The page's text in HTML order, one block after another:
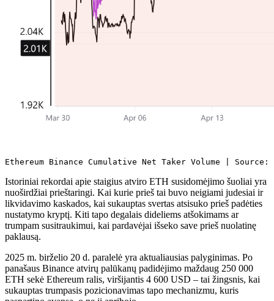
Ethereum Binance Cumulative Net Taker Volume | Source:
Istoriniai rekordai apie staigius atviro ETH susidomėjimo šuoliai yra
nuoširdžiai prieštaringi. Kai kurie prieš tai buvo neigiami judesiai ir
likvidavimo kaskados, kai sukauptas svertas atsisuko prieš padėties
nustatymo kryptį. Kiti tapo degalais dideliems atšokimams ar
trumpam susitraukimui, kai pardavėjai išseko save prieš nuolatinę
paklausą.
2025 m. birželio 20 d. paralelė yra aktualiausias palyginimas. Po
panašaus Binance atvirų palūkanų padidėjimo maždaug 250 000
ETH sekė Ethereum ralis, viršijantis 4 600 USD – tai žingsnis, kai
sukauptas trumpasis pozicionavimas tapo mechanizmu, kuris